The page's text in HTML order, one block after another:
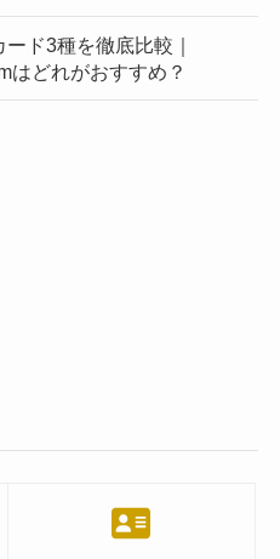
ド3種を徹底比較｜
はどれがおすすめ？